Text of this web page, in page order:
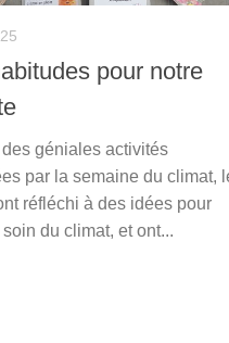
pour notre
géniales activités
par la semaine du climat,
réfléchi à des idées pour
du climat, et ont...